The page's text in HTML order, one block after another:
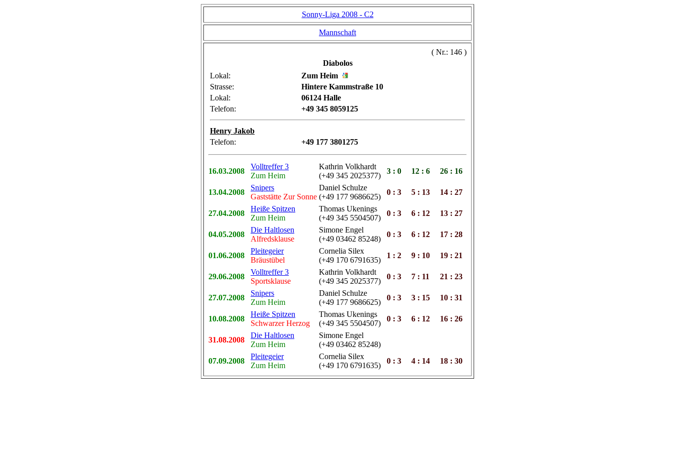
Sonny-Liga 2008 - C2
Mannschaft
( Nr.: 146 )
Diabolos
Lokal:
Zum Heim
Strasse:
Hintere Kammstraße 10
Lokal:
06124 Halle
Telefon:
+49 345 8059125
Henry Jakob
Telefon:
+49 177 3801275
16.03.2008
Volltreffer 3
Zum Heim
Kathrin Volkhardt
(+49 345 2025377)
3 : 0 12 : 6 26 : 16
13.04.2008
Snipers
Gaststätte Zur Sonne
Daniel Schulze
(+49 177 9686625)
0 : 3 5 : 13 14 : 27
27.04.2008
Heiße Spitzen
Zum Heim
Thomas Ukenings
(+49 345 5504507)
0 : 3 6 : 12 13 : 27
04.05.2008
Die Haltlosen
Alfredsklause
Simone Engel
(+49 03462 85248)
0 : 3 6 : 12 17 : 28
01.06.2008
Pleitegeier
Bräustübel
Cornelia Silex
(+49 170 6791635)
1 : 2 9 : 10 19 : 21
29.06.2008
Volltreffer 3
Sportsklause
Kathrin Volkhardt
(+49 345 2025377)
0 : 3 7 : 11 21 : 23
27.07.2008
Snipers
Zum Heim
Daniel Schulze
(+49 177 9686625)
0 : 3 3 : 15 10 : 31
10.08.2008
Heiße Spitzen
Schwarzer Herzog
Thomas Ukenings
(+49 345 5504507)
0 : 3 6 : 12 16 : 26
31.08.2008
Die Haltlosen
Zum Heim
Simone Engel
(+49 03462 85248)
07.09.2008
Pleitegeier
Zum Heim
Cornelia Silex
(+49 170 6791635)
0 : 3 4 : 14 18 : 30